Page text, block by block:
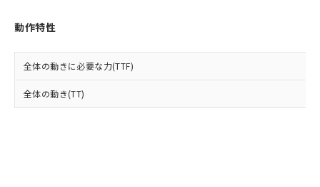
動作特性
全体の動きに必要な力(TTF)
全体の動き(TT)
品・サービスに関するお客様との取
引・商談に必要な範囲で利用すること
※当社の共同利用者とは、
の共同利用に関して"
の「1.共同利
とができます。
EU RoHS指令（10物質）の非含有証明書
51物質の非含有証明書（当社基準）
合意する